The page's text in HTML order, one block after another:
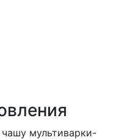
мультиварки-